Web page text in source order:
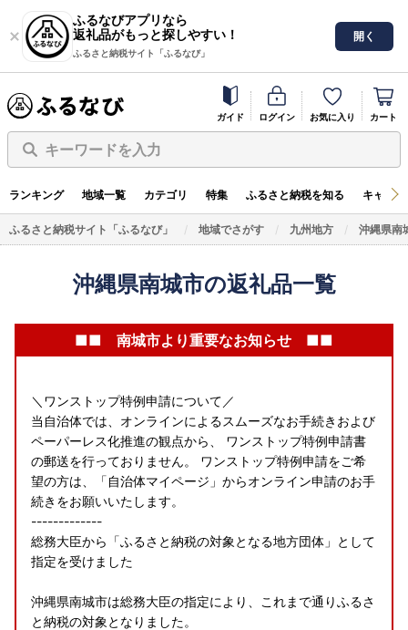
ふるなびアプリなら
返礼品がもっと探しやすい！
ふるさと納税サイト「ふるなび」
開く
ガイド ログイン お気に入り カート
キーワードを入力
ランキング 地域一覧 カテゴリ 特集 ふるさと納税を知る キャン
ふるさと納税サイト「ふるなび」 地域でさがす 九州地方 沖縄県南
沖縄県南城市の返礼品一覧
■■ 南城市より重要なお知らせ ■■
＼ワンストップ特例申請について／
当自治体では、オンラインによるスムーズなお手続きおよび
ペーパーレス化推進の観点から、 ワンストップ特例申請書
の郵送を行っておりません。 ワンストップ特例申請をご希
望の方は、「自治体マイページ」からオンライン申請のお手
続きをお願いいたします。
-------------
総務大臣から「ふるさと納税の対象となる地方団体」として
指定を受けました
沖縄県南城市は総務大臣の指定により、これまで通りふるさ
と納税の対象となりました。